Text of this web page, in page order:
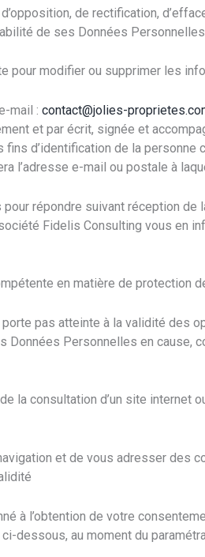
de rectification,
de ses Données
pour modifier ou supprimer les
mail : contact@jolies-
et par écrit, signée et
d’identification de la
l’adresse e-mail ou postale à
répondre suivant réception
Fidelis Consulting vous en
en matière de protection
pas atteinte à la validité des
Données Personnelles en cause,
la consultation d’un site internet
et de vous adresser des
à l’obtention de votre
dessous, au moment du